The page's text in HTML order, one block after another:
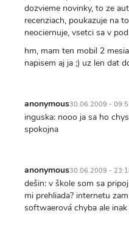
dozvieme novinky, to ze
recenziach, poukazuje na
neociernuje, vsetci sa v
hm, mam ten mobil 2
napisem aj ja ;) uz len dat
anonymous30.06.2009 -
inguska: nooo ja sa ho
spokojna
anonymous30.06.2009 -
dešin: v škole som sa
mi prehliada? internetu
softwaerová chyba ale